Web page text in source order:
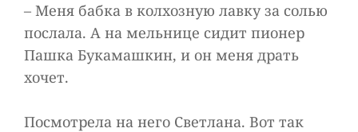
– Меня бабка в колхозную лавку за солью
послала. А на мельнице сидит пионер
Пашка Букамашкин, и он меня драть
хочет.
Посмотрела на него Светлана. Вот так